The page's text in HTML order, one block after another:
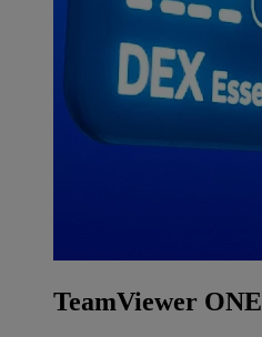
TeamViewer ONE